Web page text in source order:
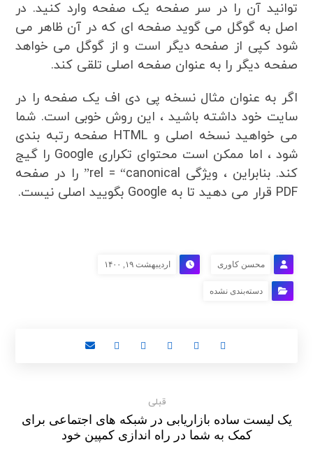
توانید آن را در سر صفحه یک صفحه وارد کنید. در
اصل به گوگل می گوید صفحه ای که در آن ظاهر می
شود کپی از صفحه دیگر است و از گوگل می خواهد
صفحه دیگر را به عنوان صفحه اصلی تلقی کند.
اگر به عنوان مثال نسخه پی دی اف یک صفحه را در
سایت خود داشته باشید ، این روش خوبی است. شما
می خواهید نسخه اصلی و HTML صفحه رتبه بندی
شود ، اما ممکن است محتوای تکراری Google را گیج
کند. بنابراین ، ویژگی rel = “canonical” را در صفحه
PDF قرار می دهید تا به Google بگویید اصلی نیست.
محسن کاوری اردیبهشت ۱۹, ۱۴۰۰
دسته‌بندی نشده
قبلی
یک لیست ساده بازاریابی در شبکه های اجتماعی برای
کمک به شما در راه اندازی کمپین خود